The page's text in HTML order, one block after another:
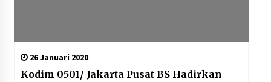
26 Januari 2020
Kodim 0501/ Jakarta Pusat BS Hadirkan